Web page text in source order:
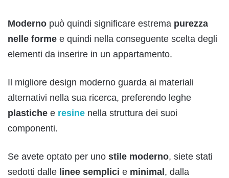
Moderno può quindi significare estrema purezza
nelle forme e quindi nella conseguente scelta degli
elementi da inserire in un appartamento.
Il migliore design moderno guarda ai materiali
alternativi nella sua ricerca, preferendo leghe
plastiche e resine nella struttura dei suoi
componenti.
Se avete optato per uno stile moderno, siete stati
sedotti dalle linee semplici e minimal , dalla